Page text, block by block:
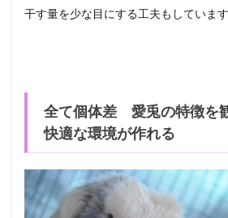
干す量を少な目にする工夫もしています
全て個体差 愛兎の特徴を
快適な環境が作れる